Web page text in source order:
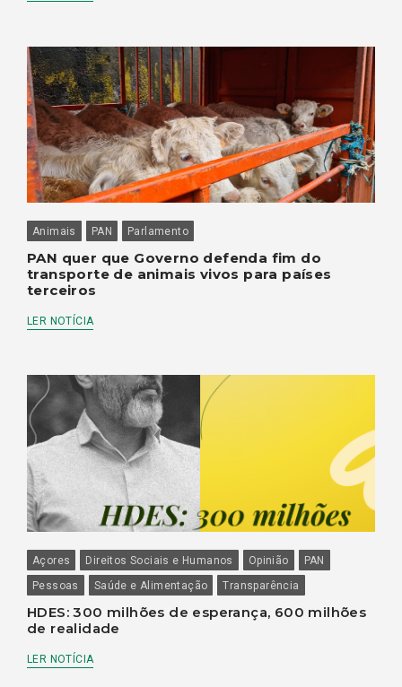
Animais PAN Parlamento
PAN quer que Governo defenda fim do
transporte de animais vivos para países
terceiros
LER NOTÍCIA
Açores Direitos Sociais e Humanos Opinião
PAN
Pessoas
Saúde e Alimentação Transparência
HDES: 300 milhões de esperança, 600 milhões
de realidade
LER NOTÍCIA